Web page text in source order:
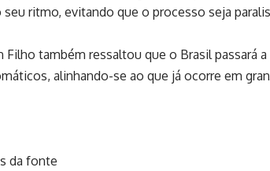
seu ritmo, evitando que o processo seja
Filho também ressaltou que o Brasil passará
alinhando-se ao que já ocorre em
da fonte